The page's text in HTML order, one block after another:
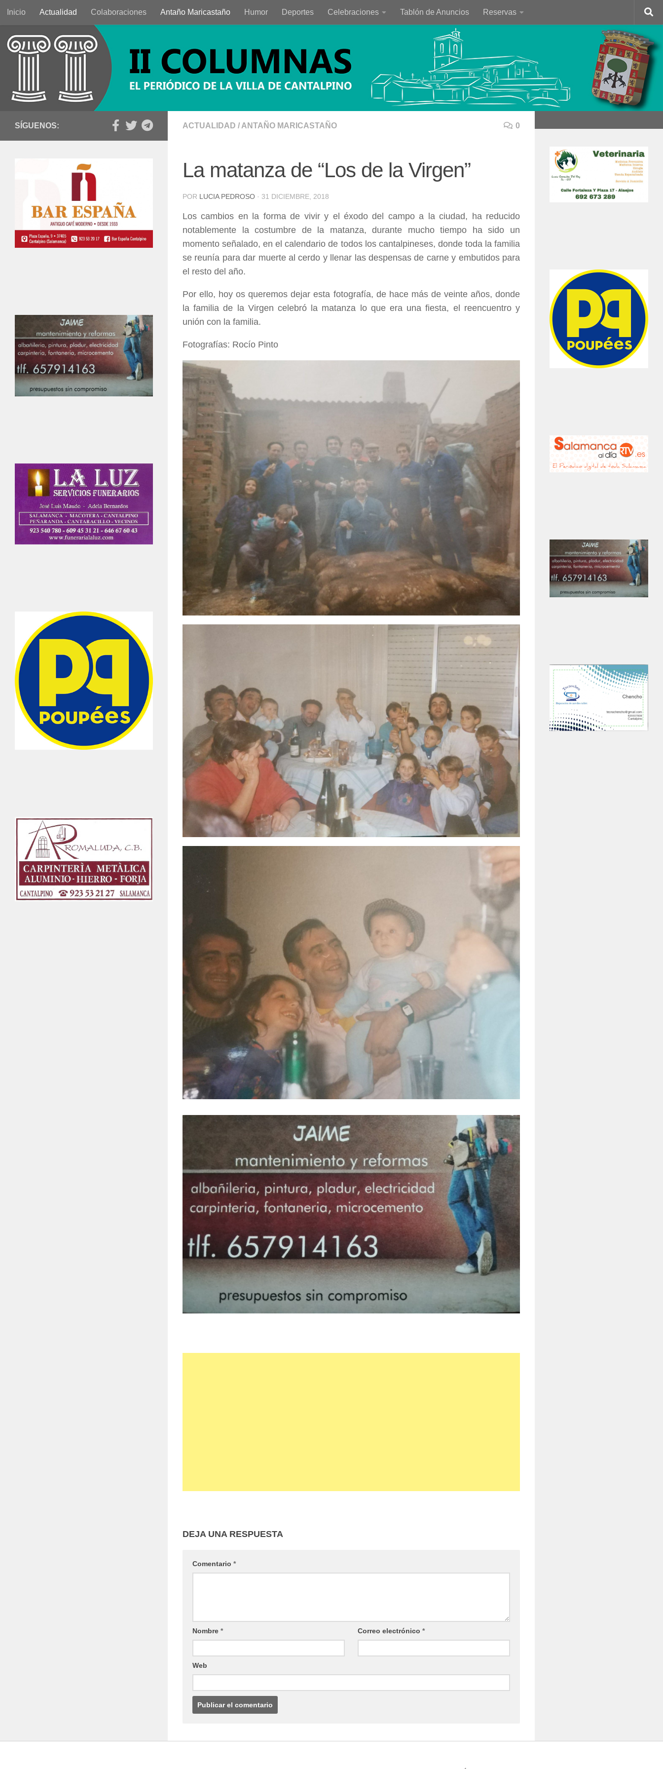
Saltar al contenido
Inicio Actualidad Colaboraciones Antaño Maricastaño Humor Deportes Celebraciones Tablón de Anuncios Reservas
ACTUALIDAD / ANTAÑO MARICASTAÑO 0
La matanza de “Los de la Virgen”
POR LUCIA PEDROSO · 31 DICIEMBRE, 2018
Los cambios en la forma de vivir y el éxodo del campo a la ciudad, ha reducido
notablemente la costumbre de la matanza, durante mucho tiempo ha sido un
momento señalado, en el calendario de todos los cantalpineses, donde toda la familia
se reunía para dar muerte al cerdo y llenar las despensas de carne y embutidos para
el resto del año.
Por ello, hoy os queremos dejar esta fotografía, de hace más de veinte años, donde
la familia de la Virgen celebró la matanza lo que era una fiesta, el reencuentro y
unión con la familia.
Fotografías: Rocío Pinto
DEJA UNA RESPUESTA
Comentario *
Nombre * Correo electrónico *
Web
SÍGUENOS: